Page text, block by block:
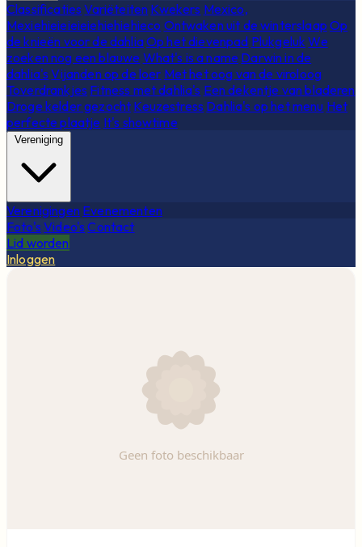
Classificaties Variëteiten Kwekers Mexico,
Mexiehieieieieiehiehiehieco Ontwaken uit de winterslaap Op
de knieën voor de dahliaOp het dievenpad Plukgeluk We
zoeken nog een blauwe What's is a name Darwin in de
dahlia's Vijanden op de loer Met het oog van de viroloog
Toverdrankjes Fitness met dahlia's Een dekentje van bladeren
Droge kelder gezocht Keuzestress Dahlia's op het menu Het
perfecte plaatje It's showtime
Vereniging
Verenigingen Evenementen
Foto's Video's Contact
Lid worden
Inloggen